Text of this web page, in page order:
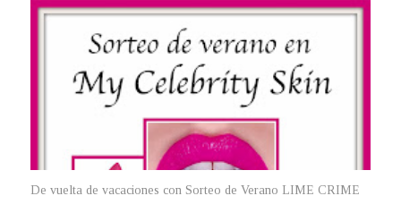
De vuelta de vacaciones con Sorteo de Verano LIME CRIME